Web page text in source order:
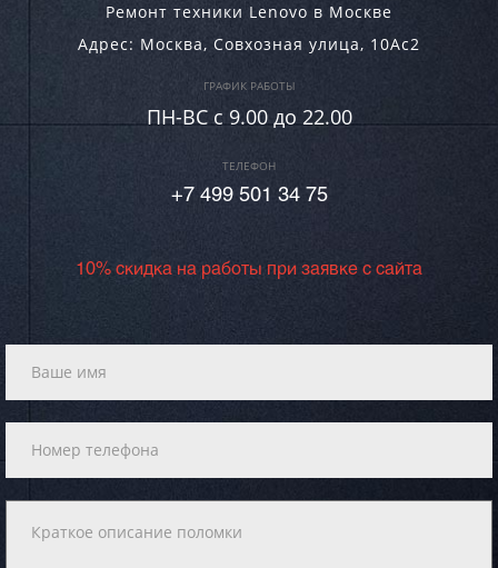
Ремонт техники Lenovo в Москве
Адрес: Москва, Совхозная улица, 10Ас2
ГРАФИК РАБОТЫ
ПН-ВC c 9.00 до 22.00
ТЕЛЕФОН
+7 499 501 34 75
10% скидка на работы при заявке с сайта